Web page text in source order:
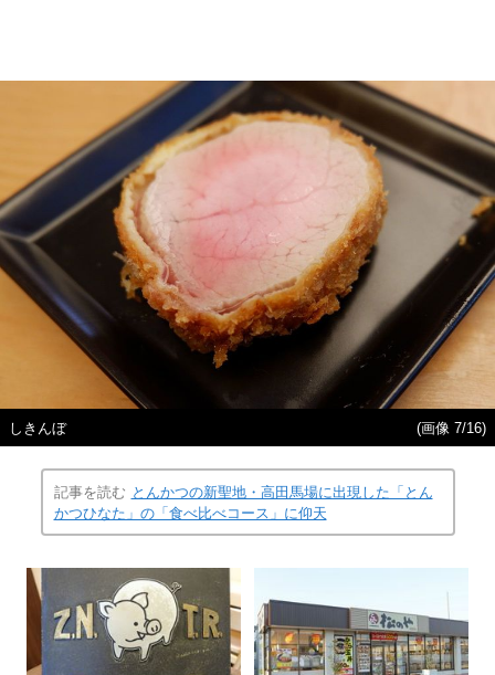
しきんぼ (画像 7/16)
記事を読む とんかつの新聖地・高田馬場に出現した「とん
かつひなた」の「食べ比べコース」に仰天